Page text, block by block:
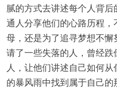
腻的方式去讲述每个人背
通人分享他们的心路历程
母，还是为了追寻梦想不
请了一些失落的人，曾经
人，让他们讲述自己如何
的暴风雨中找到属于自己的